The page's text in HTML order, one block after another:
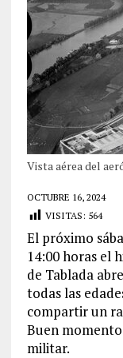
Vista aérea del
OCTUBRE 16, 2024
VISITAS: 564
El próximo
14:00 horas el
de Tablada
todas las
compartir un
Buen
militar.